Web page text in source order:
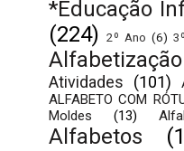
*Educação
(224) 2º Ano (6)
Alfabetização
Atividades
(101)
ALFABETO COM
Moldes
(13)
Alfabetos